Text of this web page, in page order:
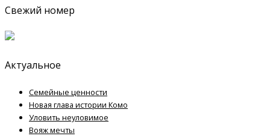
Свежий номер
Актуальное
Семейные ценности
Новая глава истории Комо
Уловить неуловимое
Вояж мечты